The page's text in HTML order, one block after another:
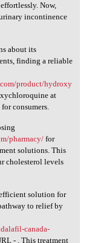
Now,
incontinence
about its
finding a reliable
product/hydroxy
at
consumers.
pharmacy/for
solutions. This
cholesterol levels
solution for
to relief by
canada-
- . This treatment